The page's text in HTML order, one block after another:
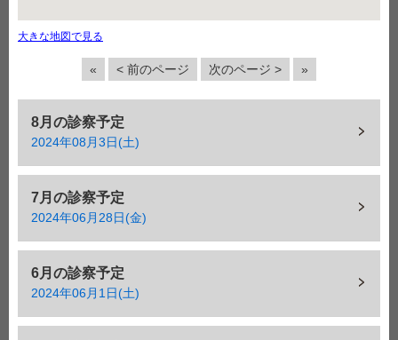
大きな地図で見る
« < 前のページ 次のページ > »
8月の診察予定
2024年08月3日(土)
7月の診察予定
2024年06月28日(金)
6月の診察予定
2024年06月1日(土)